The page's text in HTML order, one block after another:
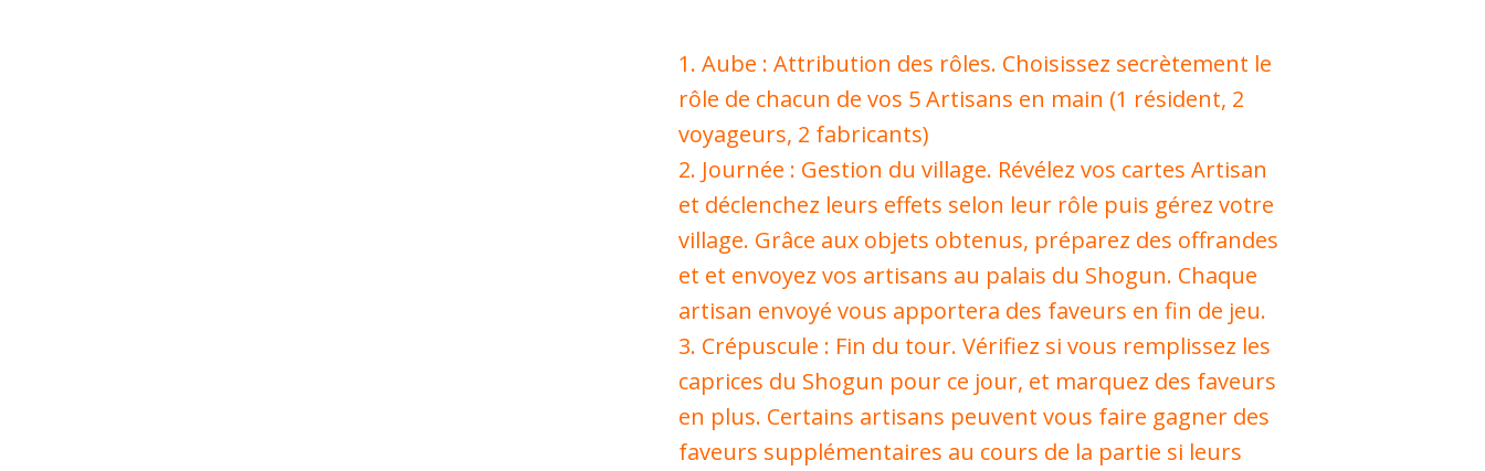
Aube : Attribution des rôles. Choisissez secrètement le
rôle de chacun de vos 5 Artisans en main (1 résident, 2
voyageurs, 2 fabricants)
Journée : Gestion du village. Révélez vos cartes Artisan
et déclenchez leurs effets selon leur rôle puis gérez votre
village. Grâce aux objets obtenus, préparez des offrandes
et et envoyez vos artisans au palais du Shogun. Chaque
artisan envoyé vous apportera des faveurs en fin de jeu.
Crépuscule : Fin du tour. Vérifiez si vous remplissez les
caprices du Shogun pour ce jour, et marquez des faveurs
en plus. Certains artisans peuvent vous faire gagner des
faveurs supplémentaires au cours de la partie si leurs